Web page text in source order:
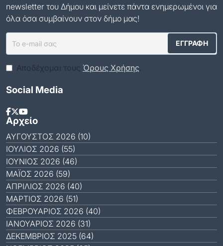
newsletter του Δήμου και μείνετε πάντα ενημερωμένοι για
όλα όσα συμβαίνουν στον δήμο μας!
Αποδέχομαι τους Όρους Χρήσης.
Social Media
Αρχείο
ΑΎΓΟΥΣΤΟΣ 2026 (10)
ΙΟΎΛΙΟΣ 2026 (55)
ΙΟΎΝΙΟΣ 2026 (46)
ΜΆΙΟΣ 2026 (59)
ΑΠΡΊΛΙΟΣ 2026 (40)
ΜΆΡΤΙΟΣ 2026 (51)
ΦΕΒΡΟΥΆΡΙΟΣ 2026 (40)
ΙΑΝΟΥΆΡΙΟΣ 2026 (31)
ΔΕΚΈΜΒΡΙΟΣ 2025 (64)